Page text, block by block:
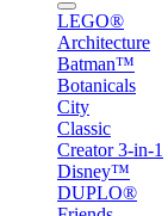
LEGO®
Architecture
Batman™
Botanicals
City
Classic
Creator 3-in-1
Disney™
DUPLO®